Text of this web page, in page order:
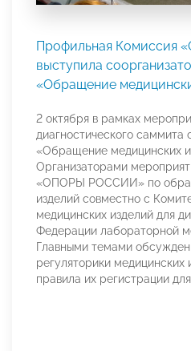
Профильная
выступила
«Обращение
2 октября в рамках
диагностического саммита
«Обращение медицинских
Организаторами
«ОПОРЫ РОССИИ» по
изделий совместно с
медицинских изделий для
Федерации лабораторной
Главными темами
регуляторики
правила их регистрации